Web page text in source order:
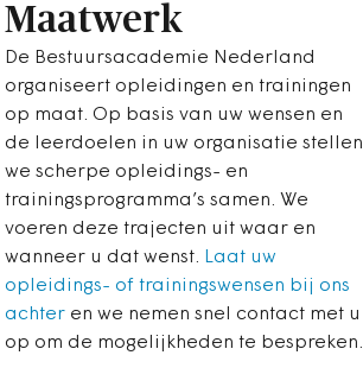
Maatwerk
De Bestuursacademie Nederland
organiseert opleidingen en trainingen
op maat. Op basis van uw wensen en
de leerdoelen in uw organisatie stellen
we scherpe opleidings- en
trainingsprogramma’s samen. We
voeren deze trajecten uit waar en
wanneer u dat wenst. Laat uw
opleidings- of trainingswensen bij ons
achter en we nemen snel contact met u
op om de mogelijkheden te bespreken.